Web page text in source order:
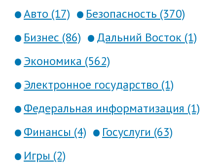
Авто (17)
Безопасность (370)
Бизнес (86)
Дальний Восток (1)
Экономика (562)
Электронное государство (1)
Федеральная информатизация (1)
Финансы (4)
Госуслуги (63)
Игры (2)